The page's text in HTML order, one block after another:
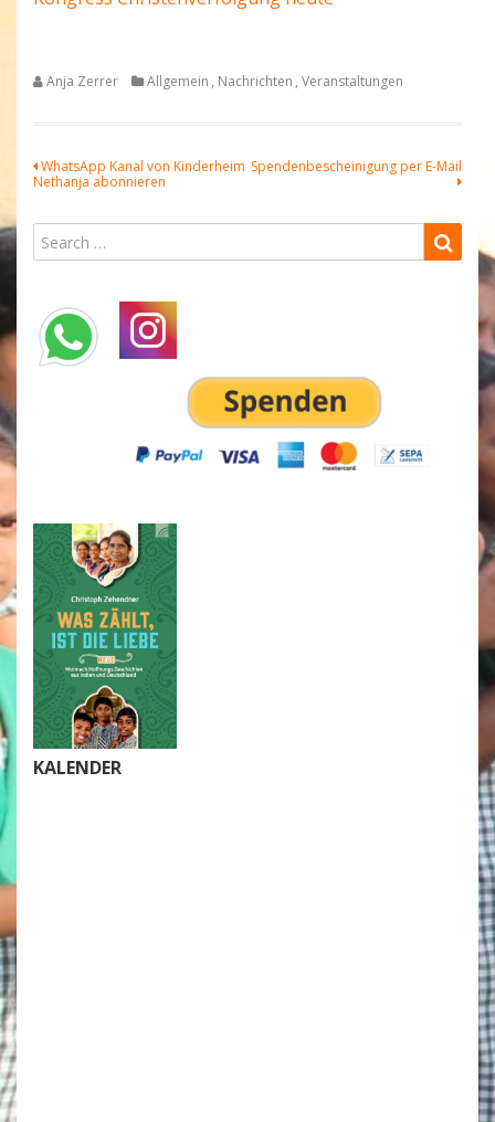
Anja Zerrer Allgemein , Nachrichten , Veranstaltungen
Beitragsnavigation
WhatsApp Kanal von Kinderheim
Nethanja abonnieren
Spendenbescheinigung per E-Mail
KALENDER